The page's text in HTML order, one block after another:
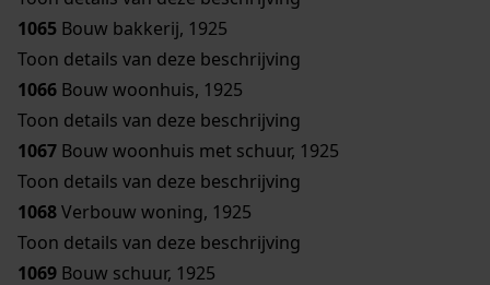
1065 Bouw bakkerij, 1925
Toon details van deze beschrijving
1066 Bouw woonhuis, 1925
Toon details van deze beschrijving
1067 Bouw woonhuis met schuur, 1925
Toon details van deze beschrijving
1068Verbouw woning, 1925
Toon details van deze beschrijving
1069 Bouw schuur, 1925